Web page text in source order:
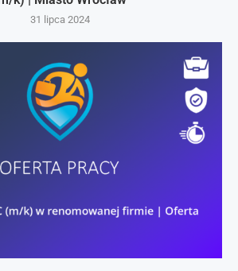
31 lipca 2024